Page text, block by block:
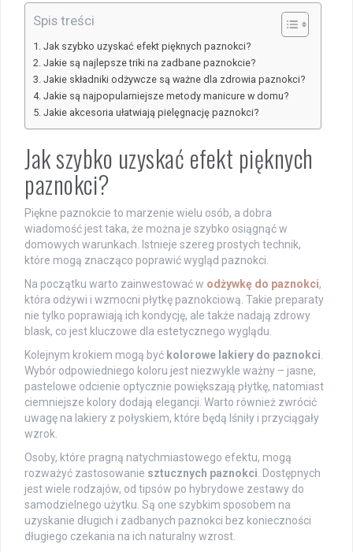
Spis treści
Jak szybko uzyskać efekt pięknych paznokci?
Jakie są najlepsze triki na zadbane paznokcie?
Jakie składniki odżywcze są ważne dla zdrowia paznokci?
Jakie są najpopularniejsze metody manicure w domu?
Jakie akcesoria ułatwiają pielęgnację paznokci?
Jak szybko uzyskać efekt pięknych
paznokci?
Piękne paznokcie to marzenie wielu osób, a dobra
wiadomość jest taka, że można je szybko osiągnąć w
domowych warunkach. Istnieje szereg prostych technik,
które mogą znacząco poprawić wygląd paznokci.
Na początku warto zainwestować w odżywkę do paznokci,
która odżywi i wzmocni płytkę paznokciową. Takie preparaty
nie tylko poprawiają ich kondycję, ale także nadają zdrowy
blask, co jest kluczowe dla estetycznego wyglądu.
Kolejnym krokiem mogą być kolorowe lakiery do paznokci
Wybór odpowiedniego koloru jest niezwykle ważny – jasne,
pastelowe odcienie optycznie powiększają płytkę, natomiast
ciemniejsze kolory dodają elegancji. Warto również zwrócić
uwagę na lakiery z połyskiem, które będą lśniły i przyciągały
wzrok.
Osoby, które pragną natychmiastowego efektu, mogą
rozważyć zastosowanie sztucznych paznokci . Dostępnych
jest wiele rodzajów, od tipsów po hybrydowe zestawy do
samodzielnego użytku. Są one szybkim sposobem na
uzyskanie długich i zadbanych paznokci bez konieczności
długiego czekania na ich naturalny wzrost.